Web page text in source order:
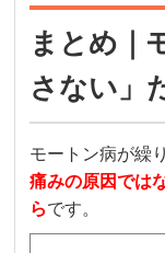
まとめ｜
さない」
モートン病が繰
痛みの原因では
らです。